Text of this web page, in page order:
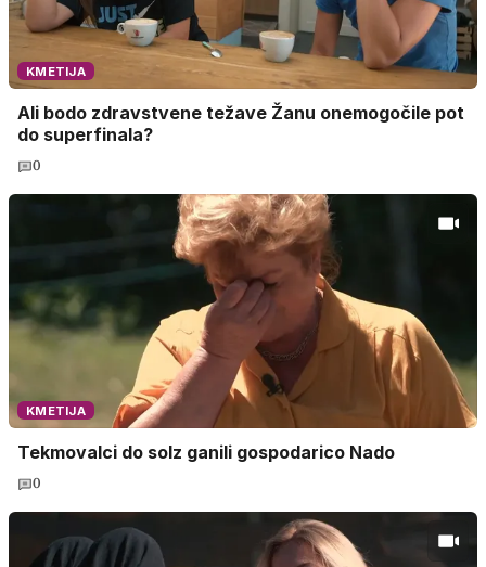
KMETIJA
Ali bodo zdravstvene težave Žanu onemogočile pot
do superfinala?
0
KMETIJA
Tekmovalci do solz ganili gospodarico Nado
0